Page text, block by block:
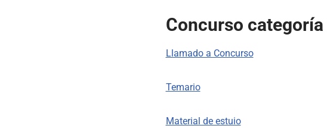
Concurso
Llamado a Concurso
Temario
Material de estuio